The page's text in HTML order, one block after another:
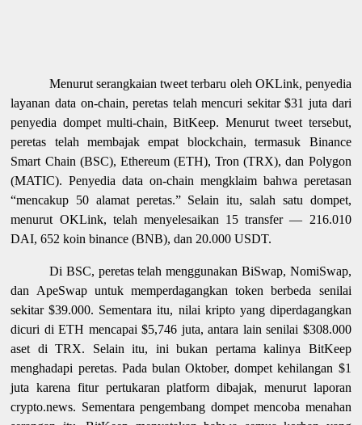
Menurut serangkaian tweet terbaru oleh OKLink, penyedia
layanan data on-chain, peretas telah mencuri sekitar $31 juta dari
penyedia dompet multi-chain, BitKeep. Menurut tweet tersebut,
peretas telah membajak empat blockchain, termasuk Binance
Smart Chain (BSC), Ethereum (ETH), Tron (TRX), dan Polygon
(MATIC). Penyedia data on-chain mengklaim bahwa peretasan
“mencakup 50 alamat peretas.” Selain itu, salah satu dompet,
menurut OKLink, telah menyelesaikan 15 transfer — 216.010
DAI, 652 koin binance (BNB), dan 20.000 USDT.
Di BSC, peretas telah menggunakan BiSwap, NomiSwap,
dan ApeSwap untuk memperdagangkan token berbeda senilai
sekitar $39.000. Sementara itu, nilai kripto yang diperdagangkan
dicuri di ETH mencapai $5,746 juta, antara lain senilai $308.000
aset di TRX. Selain itu, ini bukan pertama kalinya BitKeep
menghadapi peretas. Pada bulan Oktober, dompet kehilangan $1
juta karena fitur pertukaran platform dibajak, menurut laporan
crypto.news. Sementara pengembang dompet mencoba menahan